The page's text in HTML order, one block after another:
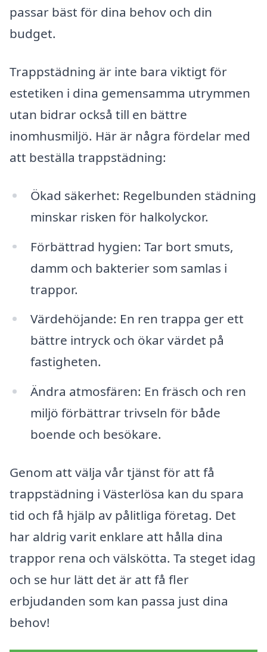
passar bäst för dina behov och din
budget.
Trappstädning är inte bara viktigt för
estetiken i dina gemensamma utrymmen
utan bidrar också till en bättre
inomhusmiljö. Här är några fördelar med
att beställa trappstädning:
Ökad säkerhet: Regelbunden städning
minskar risken för halkolyckor.
Förbättrad hygien: Tar bort smuts,
damm och bakterier som samlas i
trappor.
Värdehöjande: En ren trappa ger ett
bättre intryck och ökar värdet på
fastigheten.
Ändra atmosfären: En fräsch och ren
miljö förbättrar trivseln för både
boende och besökare.
Genom att välja vår tjänst för att få
trappstädning i Västerlösa kan du spara
tid och få hjälp av pålitliga företag. Det
har aldrig varit enklare att hålla dina
trappor rena och välskötta. Ta steget idag
och se hur lätt det är att få fler
erbjudanden som kan passa just dina
behov!